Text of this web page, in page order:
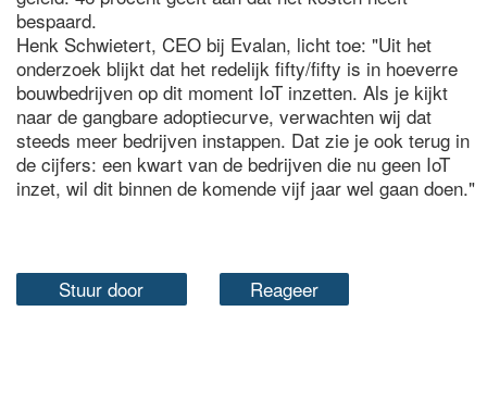
bespaard.
Henk Schwietert, CEO bij Evalan, licht toe: "Uit het
onderzoek blijkt dat het redelijk fifty/fifty is in hoeverre
bouwbedrijven op dit moment IoT inzetten. Als je kijkt
naar de gangbare adoptiecurve, verwachten wij dat
steeds meer bedrijven instappen. Dat zie je ook terug in
de cijfers: een kwart van de bedrijven die nu geen IoT
inzet, wil dit binnen de komende vijf jaar wel gaan doen."
Stuur door Reageer